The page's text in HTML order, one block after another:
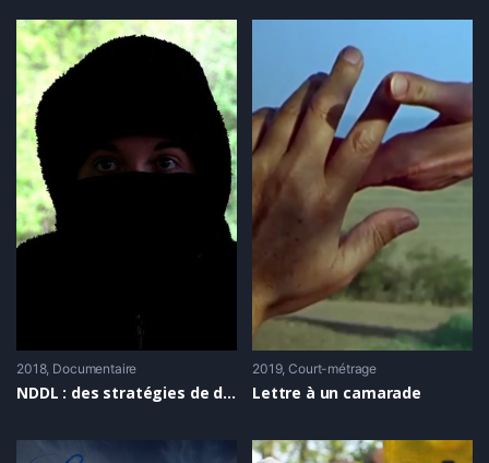
2018 Documentaire
NDDL : des stratégies de division
2019 Court-métrage
Lettre à un camarade